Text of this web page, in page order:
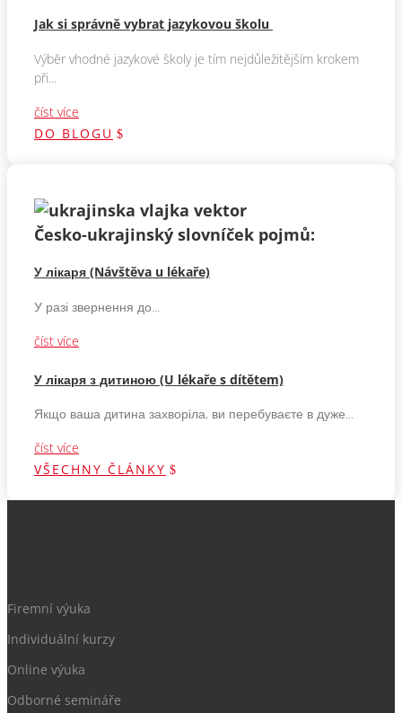
Jak si správně vybrat jazykovou školu
Výběr vhodné jazykové školy je tím nejdůležitějším krokem
při...
číst více
DO BLOGU
Česko-ukrajinský slovníček pojmů:
У лікаря (Návštěva u lékaře)
У разі звернення до...
číst více
У лікаря з дитиною (U lékaře s dítětem)
Якщо ваша дитина захворіла, ви перебуваєте в дуже...
číst více
VŠECHNY ČLÁNKY
Firemní výuka
Individuální kurzy
Online výuka
Odborné semináře